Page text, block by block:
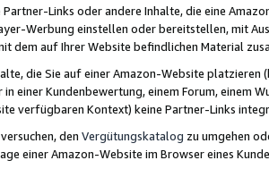
Partner-Links oder andere Inhalte, die eine
Werbung einstellen oder bereitstellen, mit
dem auf Ihrer Website befindlichen Material
die Sie auf einer Amazon-Website
einer Kundenbewertung, einem Forum, einem
verfügbaren Kontext) keine Partner-Links
den Vergütungskatalog zu umgehen
einer Amazon-Website im Browser eines